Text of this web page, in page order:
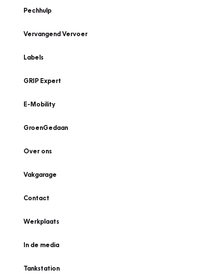
Pechhulp
Vervangend Vervoer
Labels
GRIP Expert
E-Mobility
GroenGedaan
Over ons
Vakgarage
Contact
Werkplaats
In de media
Tankstation